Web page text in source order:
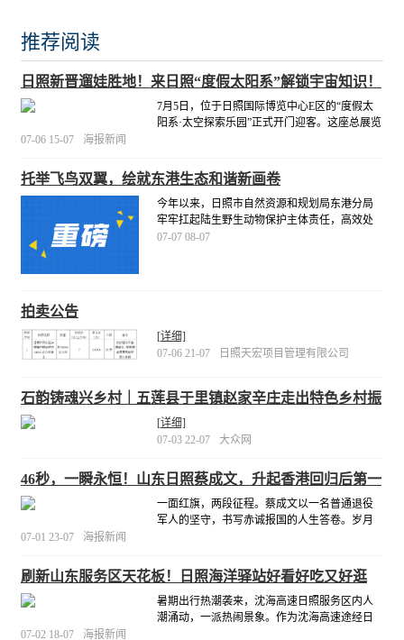
推荐阅读
日照新晋遛娃胜地！来日照“度假太阳系”解锁宇宙知识！
7月5日，位于日照国际博览中心E区的“度假太
阳系·太空探索乐园”正式开门迎客。这座总展览
细]
07-06 15-07 海报新闻
托举飞鸟双翼，绘就东港生态和谐新画卷
今年以来，日照市自然资源和规划局东港分局
牢牢扛起陆生野生动物保护主体责任，高效处
置群众各类野生鸟类求助诉求，先后成功救助
07-07 08-07
拍卖公告
[详细]
07-06 21-07
日照天宏项目管理有限公司
石韵铸魂兴乡村｜五莲县于里镇赵家辛庄走出特色乡村振
兴路
[详细]
07-03 22-07
大众网
46秒，一瞬永恒！山东日照蔡成文，升起香港回归后第一
面五星红旗
一面红旗，两段征程。蔡成文以一名普通退役
军人的坚守，书写赤诚报国的人生答卷。岁月
护山河、怀初心、赴新程。[详细]
07-01 23-07 海报新闻
刷新山东服务区天花板！日照海洋驿站好看好吃又好逛
暑期出行热潮袭来，沈海高速日照服务区内人
潮涌动，一派热闹景象。作为沈海高速途经日
07-02 18-07 海报新闻